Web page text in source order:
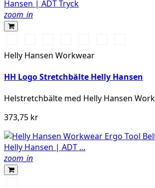
zoom_in
BLACKORANGEYELLOW
ARMY
GREENBLUE
Helly Hansen Workwear
HH Logo Stretchbälte Helly Hansen
Helstretchbälte med Helly Hansen
373,75 kr
zoom_in